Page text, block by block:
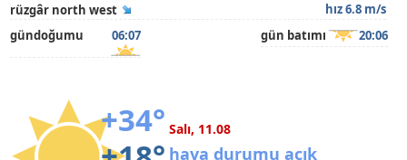
rüzgâr north west
hız 6.8 m/s
gündoğumu
06:07 gün batımı 20:06
+34° Salı, 11.08
hava durumu açık